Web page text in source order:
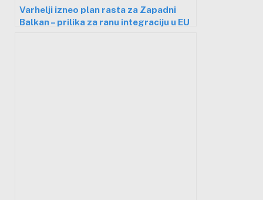
Varhelji izneo plan rasta za Zapadni
Balkan – prilika za ranu integraciju u EU